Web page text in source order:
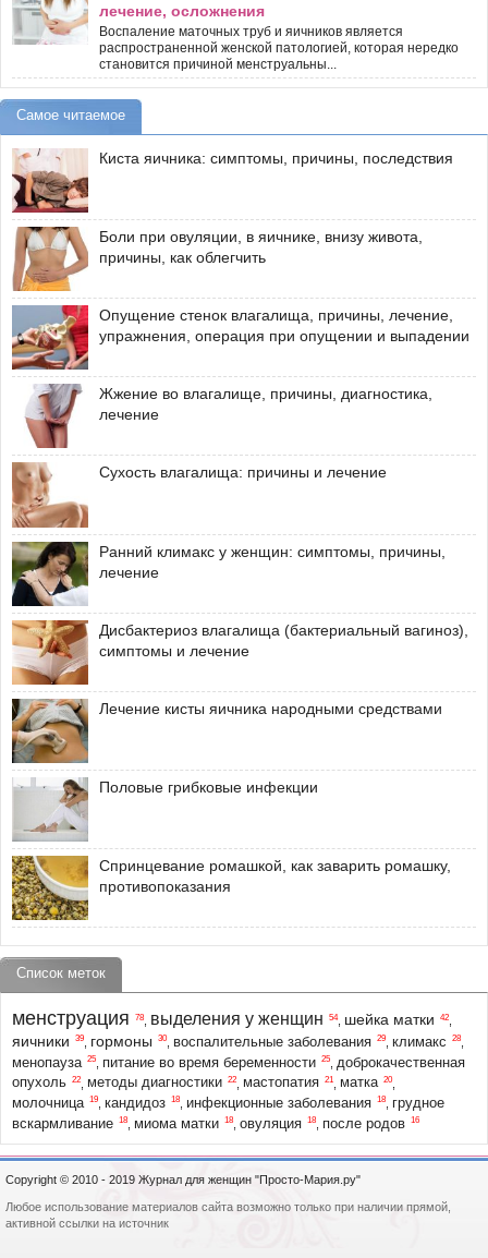
лечение, осложнения
Воспаление маточных труб и яичников является
распространенной женской патологией, которая нередко
становится причиной менструальны...
Самое читаемое
Киста яичника: симптомы, причины, последствия
Боли при овуляции, в яичнике, внизу живота,
причины, как облегчить
Опущение стенок влагалища, причины, лечение,
упражнения, операция при опущении и выпадении
Жжение во влагалище, причины, диагностика,
лечение
Сухость влагалища: причины и лечение
Ранний климакс у женщин: симптомы, причины,
лечение
Дисбактериоз влагалища (бактериальный вагиноз),
симптомы и лечение
Лечение кисты яичника народными средствами
Половые грибковые инфекции
Спринцевание ромашкой, как заварить ромашку,
противопоказания
Список меток
менструация 78 выделения у женщин 54, шейка матки 42
яичники 39 гормоны 30, воспалительные заболевания 29 климакс 28
менопауза 25 питание во время беременности 25
доброкачественная
опухоль 22 методы диагностики 22 мастопатия 21 матка 20,
молочница 19 кандидоз 18 инфекционные заболевания 18
грудное
вскармливание 18 миома матки 18 овуляция 18 после родов 16
Copyright © 2010 - 2019 Журнал для женщин "Просто-Мария.ру"
Любое использование материалов сайта возможно только при наличии прямой,
активной ссылки на источник